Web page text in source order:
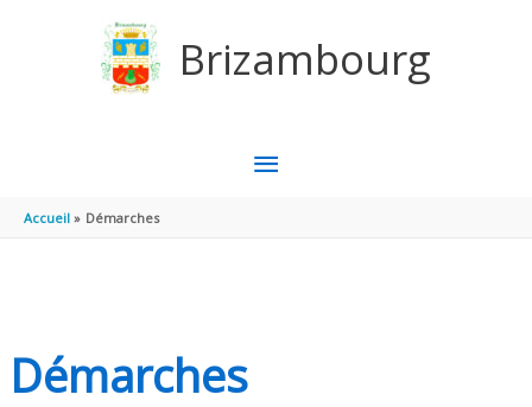
Brizambourg
MENU
Accueil Démarches
Démarches